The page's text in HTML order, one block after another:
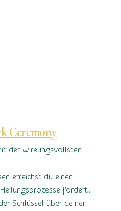
Ceremony
der wirkungsvollsten
erreichst du einen
fördert.
Schlüssel über deinen